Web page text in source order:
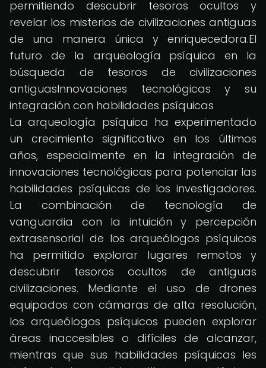
permitiendo descubrir tesoros ocultos y
revelar los misterios de civilizaciones antiguas
de una manera única y enriquecedora.El
futuro de la arqueología psíquica en la
búsqueda de tesoros de civilizaciones
antiguasInnovaciones tecnológicas y su
integración con habilidades psíquicas
La arqueología psíquica ha experimentado
un crecimiento significativo en los últimos
años, especialmente en la integración de
innovaciones tecnológicas para potenciar las
habilidades psíquicas de los investigadores.
La combinación de tecnología de
vanguardia con la intuición y percepción
extrasensorial de los arqueólogos psíquicos
ha permitido explorar lugares remotos y
descubrir tesoros ocultos de antiguas
civilizaciones. Mediante el uso de drones
equipados con cámaras de alta resolución,
los arqueólogos psíquicos pueden explorar
áreas inaccesibles o difíciles de alcanzar,
mientras que sus habilidades psíquicas les